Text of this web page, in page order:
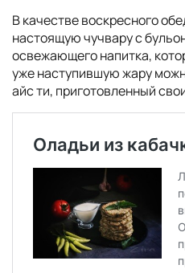
В качестве воскресного
настоящую чучвару с
освежающего напитка,
уже наступившую жару
айс ти, приготовленный